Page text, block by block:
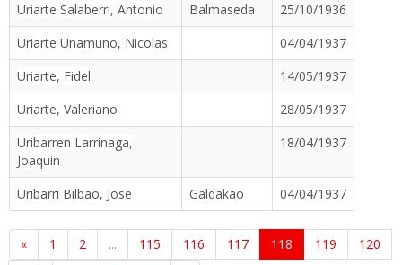
Uriarte Salaberri, Antonio
Balmaseda
25/10/1936
Uriarte Unamuno, Nicolas
04/04/1937
Uriarte, Fidel
14/05/1937
Uriarte, Valeriano
28/05/1937
Uribarren Larrinaga,
Joaquin
18/04/1937
Uribarri Bilbao, Jose Galdakao 04/04/1937
« 1 2 ... 115 116 117 118 119
120